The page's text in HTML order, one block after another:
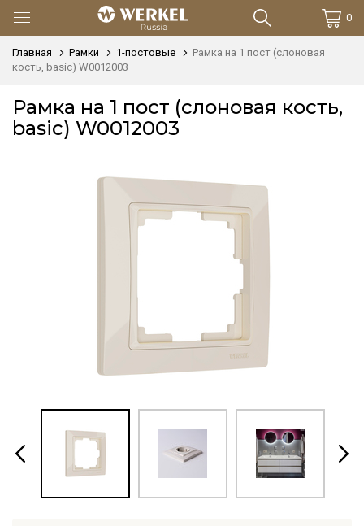
0
Главная Рамки 1-постовые
Рамка на 1 пост (слоновая
кость, basic) W0012003
Рамка на 1 пост (слоновая кость,
basic) W0012003